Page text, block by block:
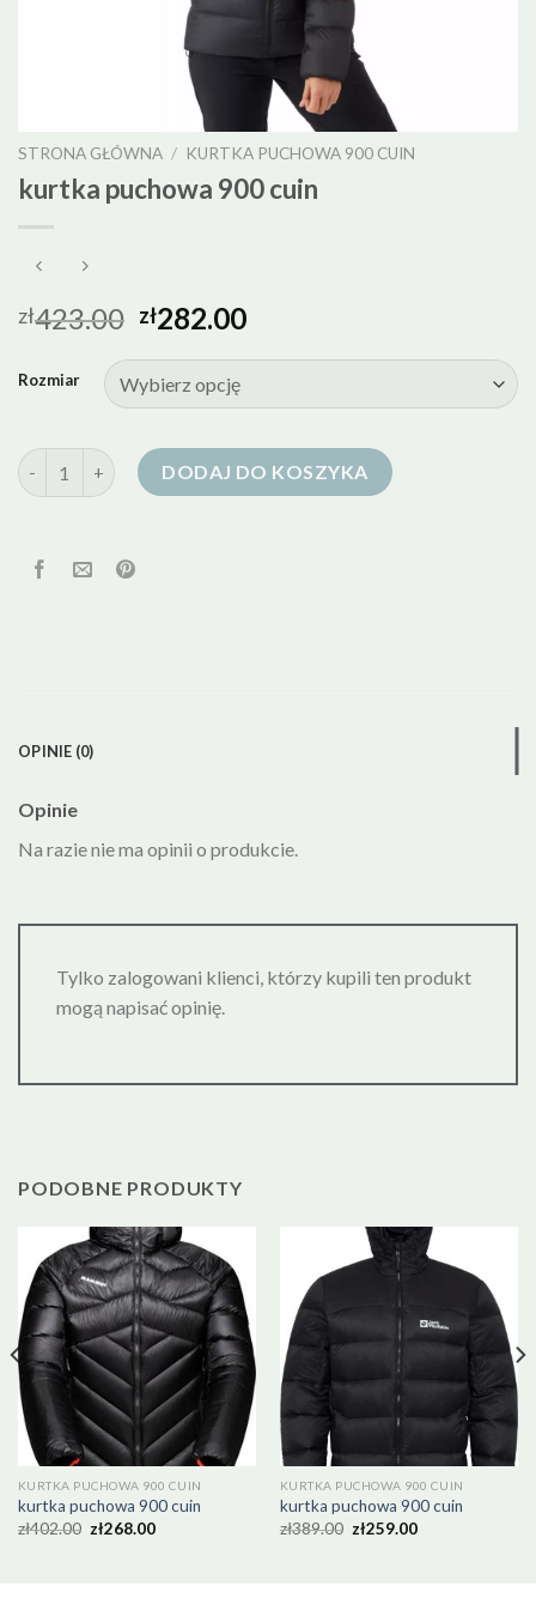
STRONA GŁÓWNA / KURTKA PUCHOWA 900 CUIN
kurtka puchowa 900 cuin
zł423.00 zł282.00
Rozmiar
ilość kurtka puchowa 900 cuinDODAJ DO KOSZYKA
OPINIE (0)
Opinie
Na razie nie ma opinii o produkcie.
Tylko zalogowani klienci, którzy kupili ten produkt
mogą napisać opinię.
PODOBNE PRODUKTY
KURTKA PUCHOWA 900 CUIN
kurtka puchowa 900 cuin
zł402.00 zł268.00
KURTKA PUCHOWA 900 CUIN
kurtka puchowa 900 cuin
zł389.00 zł259.00